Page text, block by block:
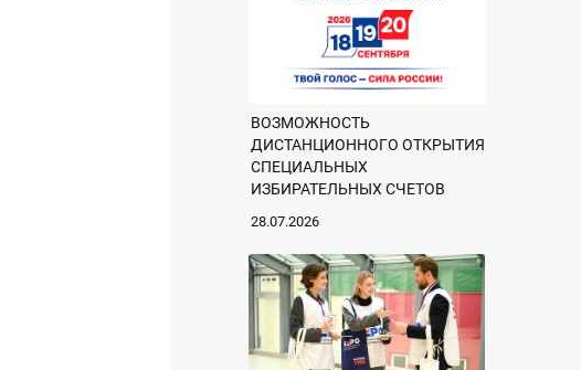
ВОЗМОЖНОСТЬ
ДИСТАНЦИОННОГО ОТКРЫТИЯ
СПЕЦИАЛЬНЫХ
ИЗБИРАТЕЛЬНЫХ СЧЕТОВ
28.07.2026